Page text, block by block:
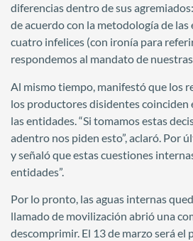
diferencias dentro de sus
de acuerdo con la metodología de
cuatro infelices (con ironía para
respondemos al mandato de
Al mismo tiempo, manifestó que los
los productores disidentes coinciden
las entidades. “Si tomamos estas
adentro nos piden esto”, aclaró. Por
y señaló que estas cuestiones
entidades”.
Por lo pronto, las aguas internas
llamado de movilización abrió una
descomprimir. El 13 de marzo será